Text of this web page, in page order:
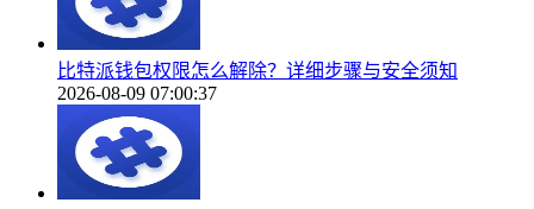
比特派钱包权限怎么解除？详细步骤与安全须知
2026-08-09 07:00:37